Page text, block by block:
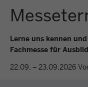
Lerne uns kennen
Fachmesse für
22.09. – 23.09.2026